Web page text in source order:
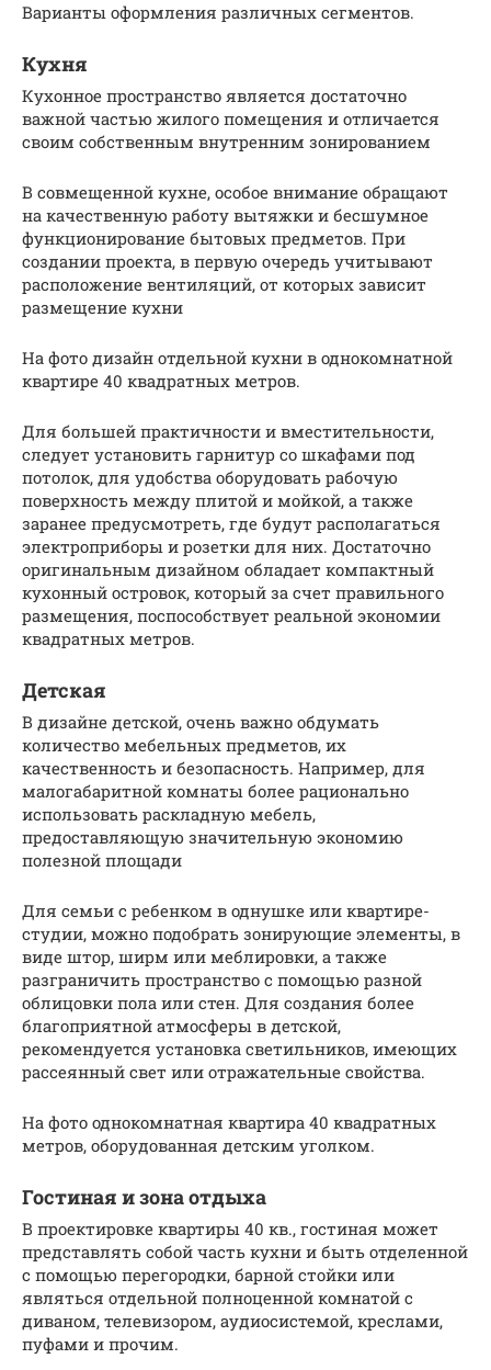
Варианты оформления различных сегментов.
Кухня
Кухонное пространство является достаточно
важной частью жилого помещения и отличается
своим собственным внутренним зонированием
В совмещенной кухне, особое внимание обращают
на качественную работу вытяжки и бесшумное
функционирование бытовых предметов. При
создании проекта, в первую очередь учитывают
расположение вентиляций, от которых зависит
размещение кухни
На фото дизайн отдельной кухни в однокомнатной
квартире 40 квадратных метров.
Для большей практичности и вместительности,
следует установить гарнитур со шкафами под
потолок, для удобства оборудовать рабочую
поверхность между плитой и мойкой, а также
заранее предусмотреть, где будут располагаться
электроприборы и розетки для них. Достаточно
оригинальным дизайном обладает компактный
кухонный островок, который за счет правильного
размещения, поспособствует реальной экономии
квадратных метров.
Детская
В дизайне детской, очень важно обдумать
количество мебельных предметов, их
качественность и безопасность. Например, для
малогабаритной комнаты более рационально
использовать раскладную мебель,
предоставляющую значительную экономию
полезной площади
Для семьи с ребенком в однушке или квартире-
студии, можно подобрать зонирующие элементы, в
виде штор, ширм или меблировки, а также
разграничить пространство с помощью разной
облицовки пола или стен. Для создания более
благоприятной атмосферы в детской,
рекомендуется установка светильников, имеющих
рассеянный свет или отражательные свойства.
На фото однокомнатная квартира 40 квадратных
метров, оборудованная детским уголком.
Гостиная и зона отдыха
В проектировке квартиры 40 кв., гостиная может
представлять собой часть кухни и быть отделенной
с помощью перегородки, барной стойки или
являться отдельной полноценной комнатой с
диваном, телевизором, аудиосистемой, креслами,
пуфами и прочим.